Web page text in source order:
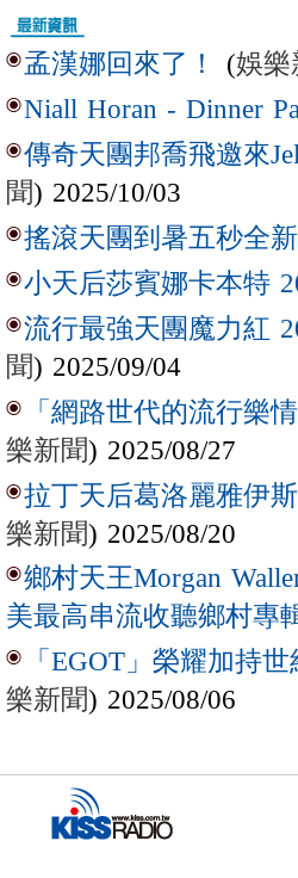
孟漢娜回來了！ (娛樂
Niall Horan - Dinner
傳奇天團邦喬飛邀來
聞) 2025/10/03
搖滾天團到暑五秒全
小天后莎賓娜卡本特
流行最強天團魔力紅
聞) 2025/09/04
「網路世代的流行樂
樂新聞) 2025/08/27
拉丁天后葛洛麗雅伊
樂新聞) 2025/08/20
鄉村天王Morgan
美最高串流收聽鄉村專
「EGOT」榮耀加持
樂新聞) 2025/08/06